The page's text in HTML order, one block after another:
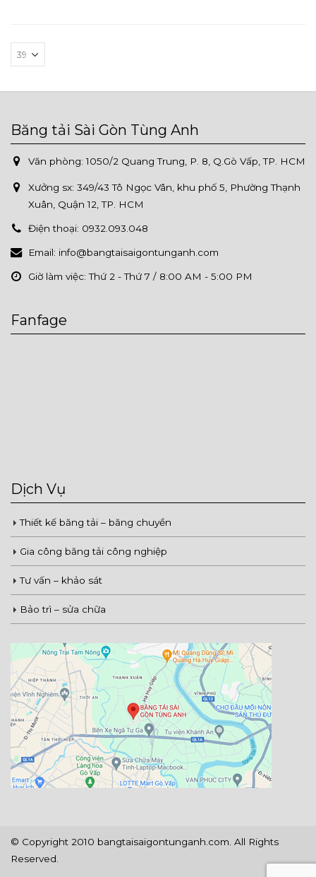
Băng tải Sài Gòn Tùng Anh
Văn phòng: 1050/2 Quang Trung, P. 8, Q.Gò Vấp, TP. HCM
Xưởng sx: 349/43 Tô Ngọc Vân, khu phố 5, Phường Thạnh
Xuân, Quận 12, TP. HCM
Điện thoại: 0932.093.048
Email: info@bangtaisaigontunganh.com
Giờ làm việc: Thứ 2 - Thứ 7 / 8:00 AM - 5:00 PM
Fanfage
Dịch Vụ
Thiết kế băng tải – băng chuyền
Gia công băng tải công nghiệp
Tư vấn – khảo sát
Bảo trì – sửa chữa
© Copyright 2010 bangtaisaigontunganh.com. All Rights
Reserved.